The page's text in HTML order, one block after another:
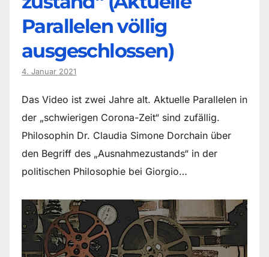
Parallelen völlig
ausgeschlossen)
4. Januar 2021
Das Video ist zwei Jahre alt. Aktuelle Parallelen in
der „schwierigen Corona-Zeit“ sind zufällig.
Philosophin Dr. Claudia Simone Dorchain über
den Begriff des „Ausnahmezustands“ in der
politischen Philosophie bei Giorgio…